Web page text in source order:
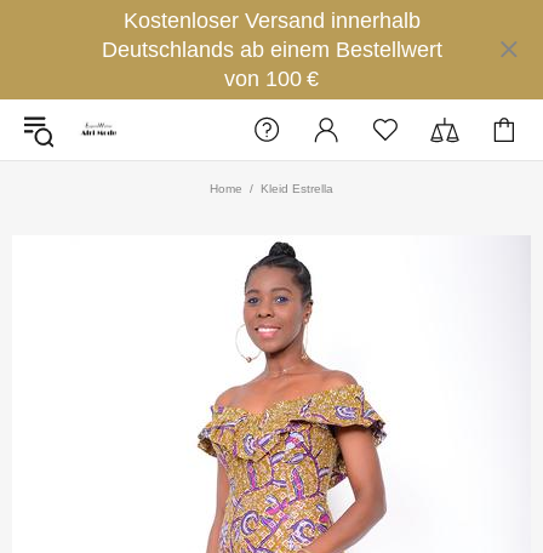
Kostenloser Versand innerhalb
Deutschlands ab einem Bestellwert
von 100 €
Home Kleid Estrella